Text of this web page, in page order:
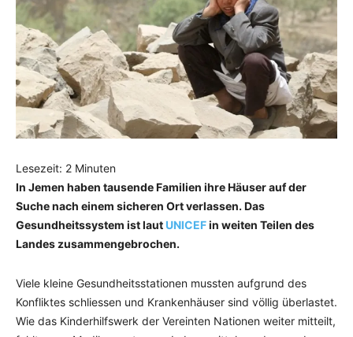
Lesezeit: 2 Minuten
In Jemen haben tausende Familien ihre Häuser auf der
Suche nach einem sicheren Ort verlassen. Das
Gesundheitssystem ist laut UNICEFin weiten Teilen des
Landes zusammengebrochen.
Viele kleine Gesundheitsstationen mussten aufgrund des
Konfliktes schliessen und Krankenhäuser sind völlig überlastet.
Wie das Kinderhilfswerk der Vereinten Nationen weiter mitteilt,